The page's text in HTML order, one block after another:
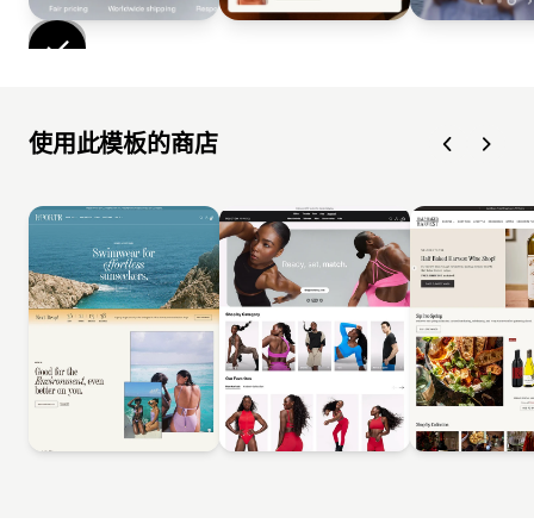
使用此模板的商店